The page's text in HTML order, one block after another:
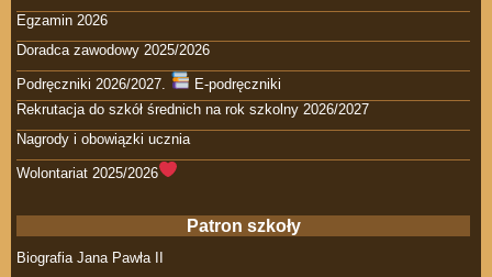
Egzamin 2026
Doradca zawodowy 2025/2026
Podręczniki 2026/2027.
E-podręczniki
Rekrutacja do szkół średnich na rok szkolny 2026/2027
Nagrody i obowiązki ucznia
Wolontariat 2025/2026
Patron szkoły
Biografia Jana Pawła II